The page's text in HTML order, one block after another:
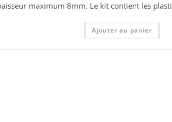
maximum 8mm. Le kit contient les
Ajouter au panier